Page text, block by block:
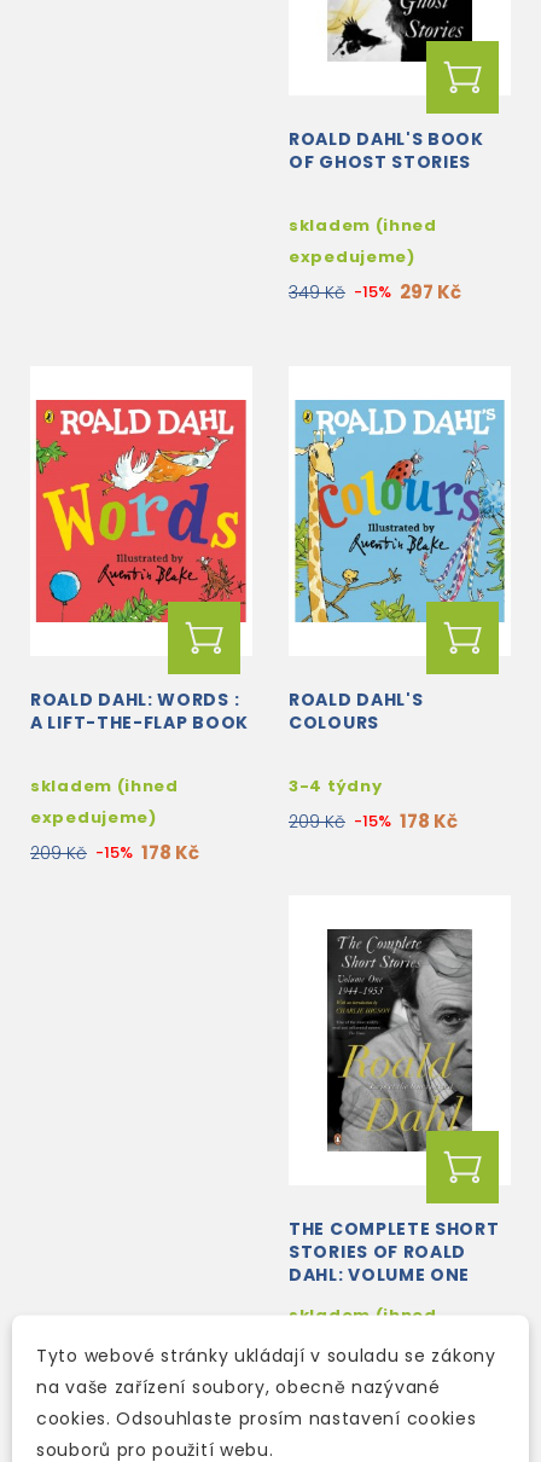
ROALD DAHL'S BOOK
OF GHOST STORIES
skladem (ihned
expedujeme)
349 Kč -15% 297 Kč
ROALD DAHL: WORDS :
A LIFT-THE-FLAP BOOK
skladem (ihned
expedujeme)
209 Kč -15% 178 Kč
ROALD DAHL'S
COLOURS
3-4 týdny
209 Kč -15% 178 Kč
THE COMPLETE SHORT
STORIES OF ROALD
DAHL: VOLUME ONE
skladem (ihned
expedujeme)
499 Kč -15% 424 Kč
Tyto webové stránky ukládají v souladu se zákony
na vaše zařízení soubory, obecně nazývané
cookies. Odsouhlaste prosím nastavení cookies
souborů pro použití webu.